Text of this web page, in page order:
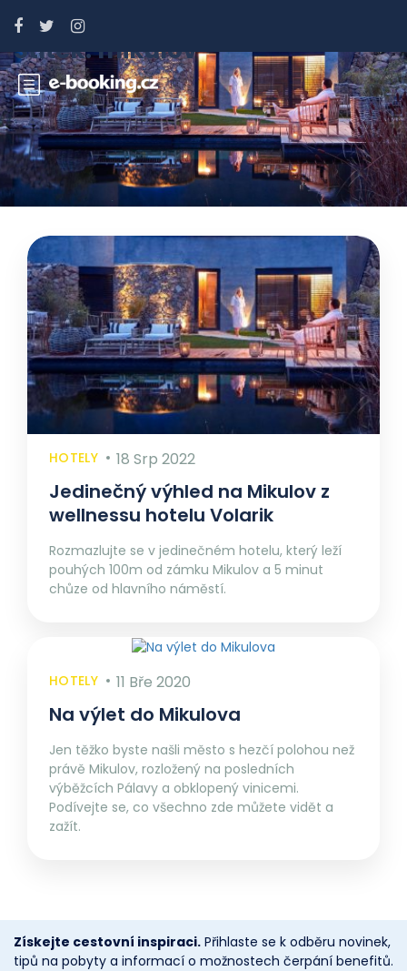
Štítek:mikulov
HOTELY 18 Srp 2022
Jedinečný výhled na Mikulov z
wellnessu hotelu Volarik
Rozmazlujte se v jedinečném hotelu, který leží
pouhých 100m od zámku Mikulov a 5 minut
chůze od hlavního náměstí.
HOTELY 11 Bře 2020
Na výlet do Mikulova
Jen těžko byste našli město s hezčí polohou než
právě Mikulov, rozložený na posledních
výběžcích Pálavy a obklopený vinicemi.
Podívejte se, co všechno zde můžete vidět a
zažít.
Získejte cestovní inspiraci. Přihlaste se k odběru novinek,
tipů na pobyty a informací o možnostech čerpání benefitů.